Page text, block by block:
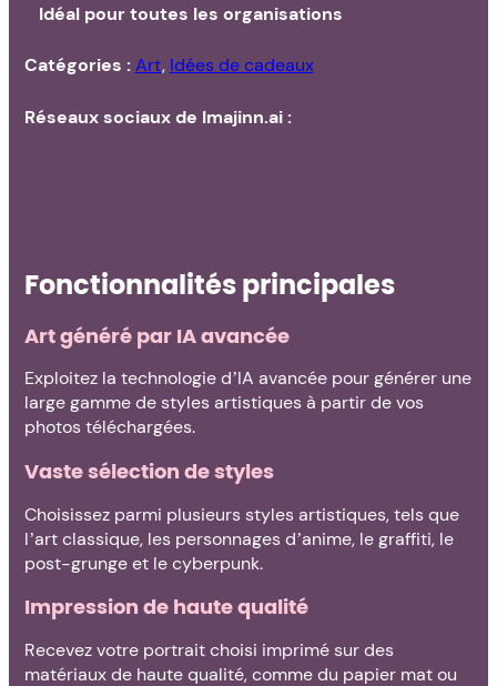
Idéal pour toutes les organisations
Catégories : Art, Idées de cadeaux
Réseaux sociaux de Imajinn.ai :
Fonctionnalités principales
Art généré par IA avancée
Exploitez la technologie d’IA avancée pour générer une
large gamme de styles artistiques à partir de vos
photos téléchargées.
Vaste sélection de styles
Choisissez parmi plusieurs styles artistiques, tels que
l’art classique, les personnages d’anime, le graffiti, le
post-grunge et le cyberpunk.
Impression de haute qualité
Recevez votre portrait choisi imprimé sur des
matériaux de haute qualité, comme du papier mat ou